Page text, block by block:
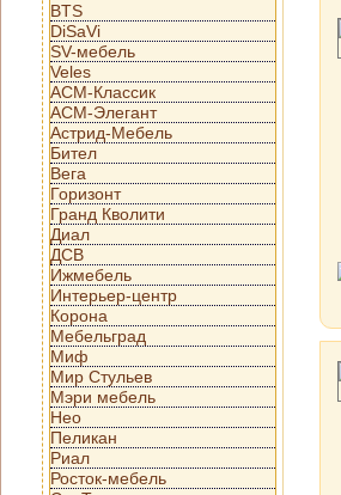
BTS
DiSaVi
SV-мебель
Veles
АСМ-Классик
АСМ-Элегант
Астрид-Мебель
Бител
Вега
Горизонт
Гранд Кволити
Диал
ДСВ
Ижмебель
Интерьер-центр
Корона
Мебельград
Миф
Мир Стульев
Мэри мебель
Нео
Пеликан
Риал
Росток-мебель